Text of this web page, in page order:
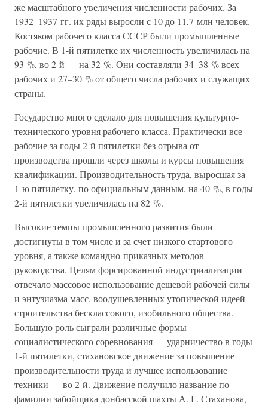
же масштабного увеличения численности рабочих. За
1932–1937 гг. их ряды выросли с 10 до 11,7 млн человек.
Костяком рабочего класса СССР были промышленные
рабочие. В 1-й пятилетке их численность увеличилась на
93 %, во 2-й — на 32 %. Они составляли 34–38 % всех
рабочих и 27–30 % от общего числа рабочих и служащих
страны.
Государство много сделало для повышения культурно-
технического уровня рабочего класса. Практически все
рабочие за годы 2-й пятилетки без отрыва от
производства прошли через школы и курсы повышения
квалификации. Производительность труда, выросшая за
1-ю пятилетку, по официальным данным, на 40 %, в годы
2-й пятилетки увеличилась на 82 %.
Высокие темпы промышленного развития были
достигнуты в том числе и за счет низкого стартового
уровня, а также командно-приказных методов
руководства. Целям форсированной индустриализации
отвечало массовое использование дешевой рабочей силы
и энтузиазма масс, воодушевленных утопической идеей
строительства бесклассового, изобильного общества.
Большую роль сыграли различные формы
социалистического соревнования — ударничество в годы
1-й пятилетки, стахановское движение за повышение
производительности труда и лучшее использование
техники — во 2-й. Движение получило название по
фамилии забойщика донбасской шахты А. Г. Стаханова,